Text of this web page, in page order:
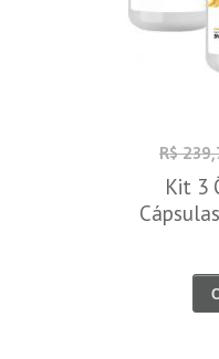
R$
Kit 3